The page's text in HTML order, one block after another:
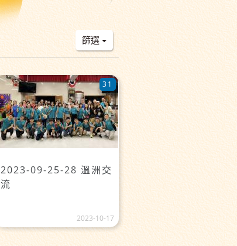
篩選
2023-09-25-28 溫洲交
流
31
2023-10-17